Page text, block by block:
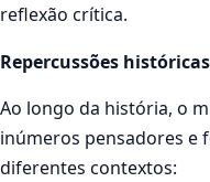
reflexão crítica.
Repercussões
Ao longo da história, o
inúmeros pensadores e
diferentes contextos: